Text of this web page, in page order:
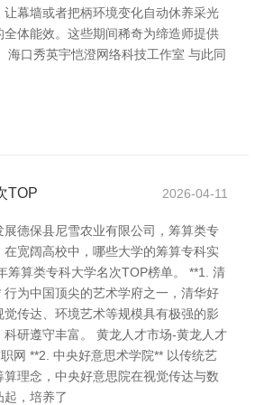
幕墙或者把柄环境变化自动休养采光
体能效。这些期间稀奇为缔造师提供
海口秀英宇恺澄网络科技工作室 与此同
TOP 2026-04-11
德保县尼雪农业有限公司，筹算类专
宽阔高校中，哪些大学的筹算专科实
筹算类专科大学名次TOP榜单。 **1. 清
为中国顶尖的艺术学府之一，清华好
传达、环境艺术等规模具有极强的影
研遵守丰富。 黄龙人才市场-黄龙人才
网 **2. 中央好意思术学院** 以传统艺
理念，中央好意思院在视觉传达与数
，培养了